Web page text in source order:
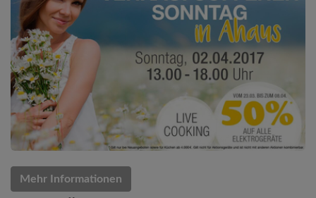
Mehr Informationen